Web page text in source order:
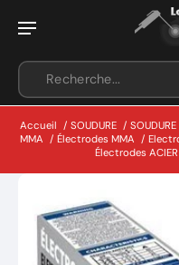
Accueil / SOUDURE /
MMA / Électrodes MMA /
Électrodes